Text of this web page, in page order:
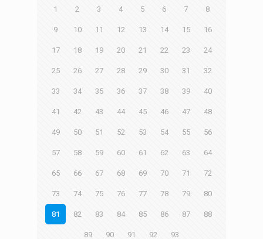
1 2 3 4 5 6 7 8
9 10 11 12 13 14 15 16
17 18 19 20 21 22 23 24
25 26 27 28 29 30 31 32
33 34 35 36 37 38 39 40
41 42 43 44 45 46 47 48
49 50 51 52 53 54 55 56
57 58 59 60 61 62 63 64
65 66 67 68 69 70 71 72
73 74 75 76 77 78 79 80
81 82 83 84 85 86 87 88
89 90 91 92 93